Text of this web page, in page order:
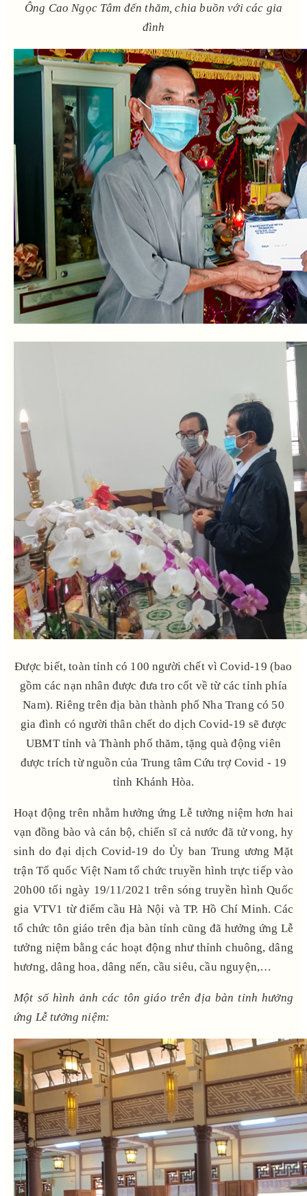
Ông Cao Ngọc Tâm đến thăm, chia buồn với các gia
đình
Được biết, toàn tỉnh có 100 người chết vì Covid-19 (bao
gồm các nạn nhân được đưa tro cốt về từ các tỉnh phía
Nam). Riêng trên địa bàn thành phố Nha Trang có 50
gia đình có người thân chết do dịch Covid-19 sẽ được
UBMT tỉnh và Thành phố thăm, tặng quà động viên
được trích từ nguồn của Trung tâm Cứu trợ Covid - 19
tỉnh Khánh Hòa.
Hoạt động trên nhằm hưởng ứng Lễ tưởng niệm hơn hai
vạn đồng bào và cán bộ, chiến sĩ cả nước đã tử vong, hy
sinh do đại dịch Covid-19 do Ủy ban Trung ương Mặt
trận Tổ quốc Việt Nam tổ chức truyền hình trực tiếp vào
20h00 tối ngày 19/11/2021 trên sóng truyền hình Quốc
gia VTV1 từ điểm cầu Hà Nội và TP. Hồ Chí Minh. Các
tổ chức tôn giáo trên địa bàn tỉnh cũng đã hưởng ứng Lễ
tưởng niệm bằng các hoạt động như thỉnh chuông, dâng
hương, dâng hoa, dâng nến, cầu siêu, cầu nguyện,…
Một số hình ảnh các tôn giáo trên địa bàn tỉnh hưởng
ứng Lễ tưởng niệm: